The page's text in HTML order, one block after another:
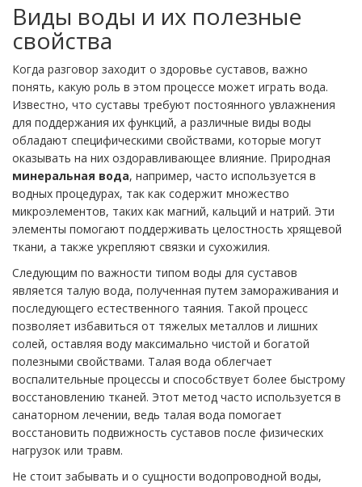
Виды воды и их полезные
свойства
Когда разговор заходит о здоровье суставов, важно
понять, какую роль в этом процессе может играть вода.
Известно, что суставы требуют постоянного увлажнения
для поддержания их функций, а различные виды воды
обладают специфическими свойствами, которые могут
оказывать на них оздоравливающее влияние. Природная
минеральная вода, например, часто используется в
водных процедурах, так как содержит множество
микроэлементов, таких как магний, кальций и натрий. Эти
элементы помогают поддерживать целостность хрящевой
ткани, а также укрепляют связки и сухожилия.
Следующим по важности типом воды для суставов
является талую вода, полученная путем замораживания и
последующего естественного таяния. Такой процесс
позволяет избавиться от тяжелых металлов и лишних
солей, оставляя воду максимально чистой и богатой
полезными свойствами. Талая вода облегчает
воспалительные процессы и способствует более быстрому
восстановлению тканей. Этот метод часто используется в
санаторном лечении, ведь талая вода помогает
восстановить подвижность суставов после физических
нагрузок или травм.
Не стоит забывать и о сущности водопроводной воды,